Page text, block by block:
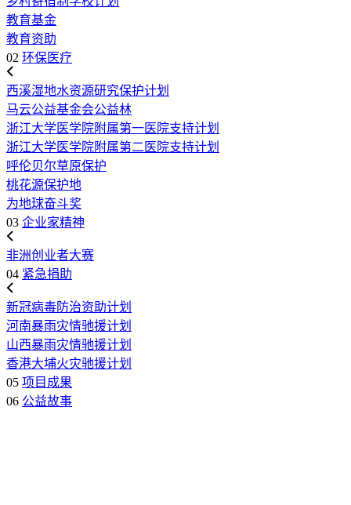
教育基金
教育资助
02 环保医疗
西溪湿地水资源研究保护计划
马云公益基金会公益林
浙江大学医学院附属第一医院支持计划
浙江大学医学院附属第二医院支持计划
呼伦贝尔草原保护
桃花源保护地
为地球奋斗奖
03 企业家精神
非洲创业者大赛
04 紧急捐助
新冠病毒防治资助计划
河南暴雨灾情驰援计划
山西暴雨灾情驰援计划
香港大埔火灾驰援计划
05 项目成果
06 公益故事